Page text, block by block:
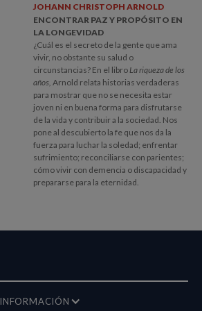
JOHANN CHRISTOPH ARNOLD
ENCONTRAR PAZ Y PROPÓSITO EN
LA LONGEVIDAD
¿Cuál es el secreto de la gente que ama
vivir, no obstante su salud o
circunstancias? En el libro La riqueza de los
años, Arnold relata historias verdaderas
para mostrar que no se necesita estar
joven ni en buena forma para disfrutarse
de la vida y contribuir a la sociedad. Nos
pone al descubierto la fe que nos da la
fuerza para luchar la soledad; enfrentar
sufrimiento; reconciliarse con parientes;
cómo vivir con demencia o discapacidad y
prepararse para la eternidad.
INFORMACIÓN